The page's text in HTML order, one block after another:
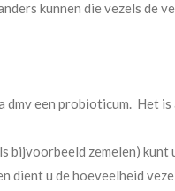
kunnen die vezels de
dmv een probioticum. Het
bijvoorbeeld zemelen)
dient u de hoeveelheid